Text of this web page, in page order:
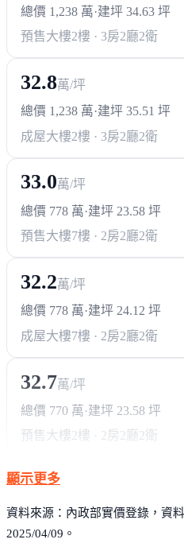
總價 1,238 萬·建坪 34.63 坪
預售大樓2樓 · 3房2廳2衛
32.8萬/坪
總價 1,238 萬·建坪 35.51 坪
成屋大樓2樓 · 3房2廳2衛
33.0萬/坪
總價 778 萬·建坪 23.58 坪
預售大樓7樓 · 2房2廳2衛
32.2萬/坪
總價 778 萬·建坪 24.12 坪
成屋大樓7樓 · 2房2廳2衛
32.7萬/坪
總價 770 萬 ·建坪 23.58 坪
預售大樓 2樓 · 2房2廳2衛
顯示更多
資料來源：內政部實價登錄，資
2025/04/09。